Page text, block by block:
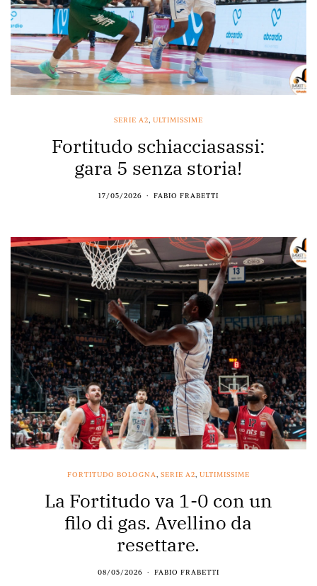
SERIE A2 ULTIMISSIME
Fortitudo schiacciasassi:
gara 5 senza storia!
17/05/2026 FABIO FRABETTI
FORTITUDO BOLOGNA SERIE A2 ULTIMISSIME
La Fortitudo va 1-0 con un
filo di gas. Avellino da
resettare.
08/05/2026 FABIO FRABETTI